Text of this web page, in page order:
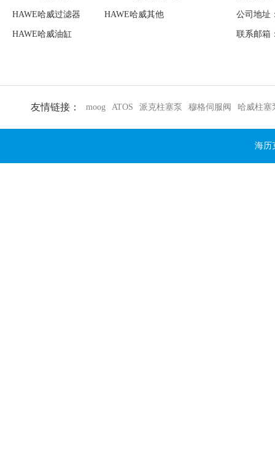
HAWE哈威过滤器 HAWE哈威其他
HAWE哈威油缸
公司地址
联系邮箱
友情链接： moog ATOS 派克柱塞泵 穆格伺服阀 哈威柱塞
海历